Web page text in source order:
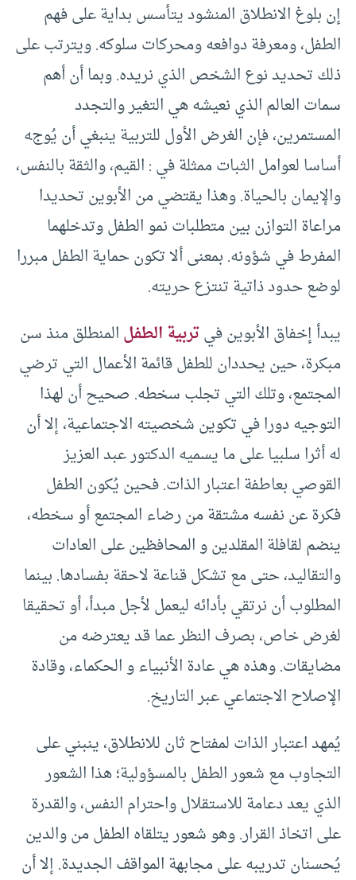
إن بلوغ الانطلاق المنشود يتأسس بداية على فهم
الطفل، ومعرفة دوافعه ومحركات سلوكه. ويترتب على
ذلك تحديد نوع الشخص الذي نريده. وبما أن أهم
سمات العالم الذي نعيشه هي التغير والتجدد
المستمرين، فإن الغرض الأول للتربية ينبغي أن يُوجه
أساسا لعوامل الثبات ممثلة في : القيم، والثقة بالنفس،
والإيمان بالحياة. وهذا يقتضي من الأبوين تحديدا
مراعاة التوازن بين متطلبات نمو الطفل وتدخلهما
المفرط في شؤونه. بمعنى ألا تكون حماية الطفل مبررا
لوضع حدود ذاتية تنتزع حريته.
يبدأ إخفاق الأبوين فيتربية الطفلالمنطلق منذ سن
مبكرة، حين يحددان للطفل قائمة الأعمال التي ترضي
المجتمع، وتلك التي تجلب سخطه. صحيح أن لهذا
التوجيه دورا في تكوين شخصيته الاجتماعية، إلا أن
له أثرا سلبيا على ما يسميه الدكتور عبد العزيز
القوصي بعاطفة اعتبار الذات. فحين يُكون الطفل
فكرة عن نفسه مشتقة من رضاء المجتمع أو سخطه،
ينضم لقافلة المقلدين و المحافظين على العادات
والتقاليد، حتى مع تشكل قناعة لاحقة بفسادها. بينما
المطلوب أن نرتقي بأدائه ليعمل لأجل مبدأ، أو تحقيقا
لغرض خاص، بصرف النظر عما قد يعترضه من
مضايقات. وهذه هي عادة الأنبياء و الحكماء، وقادة
الإصلاح الاجتماعي عبر التاريخ.
يُمهد اعتبار الذات لمفتاح ثان للانطلاق، ينبني على
التجاوب مع شعور الطفل بالمسؤولية؛ هذا الشعور
الذي يعد دعامة للاستقلال واحترام النفس، والقدرة
على اتخاذ القرار. وهو شعور يتلقاه الطفل من والدين
يُحسنان تدريبه على مجابهة المواقف الجديدة. إلا أن